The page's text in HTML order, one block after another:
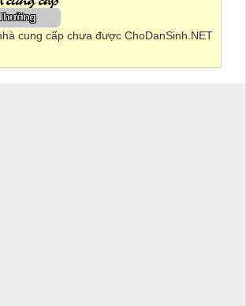
cung cấp chưa được ChoDanSinh.NET